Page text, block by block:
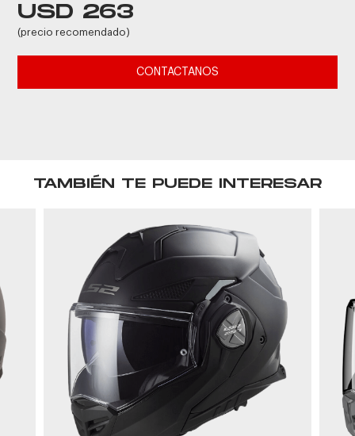
USD 263
(precio recomendado)
CONTACTANOS
TAMBIÉN TE PUEDE INTERESAR